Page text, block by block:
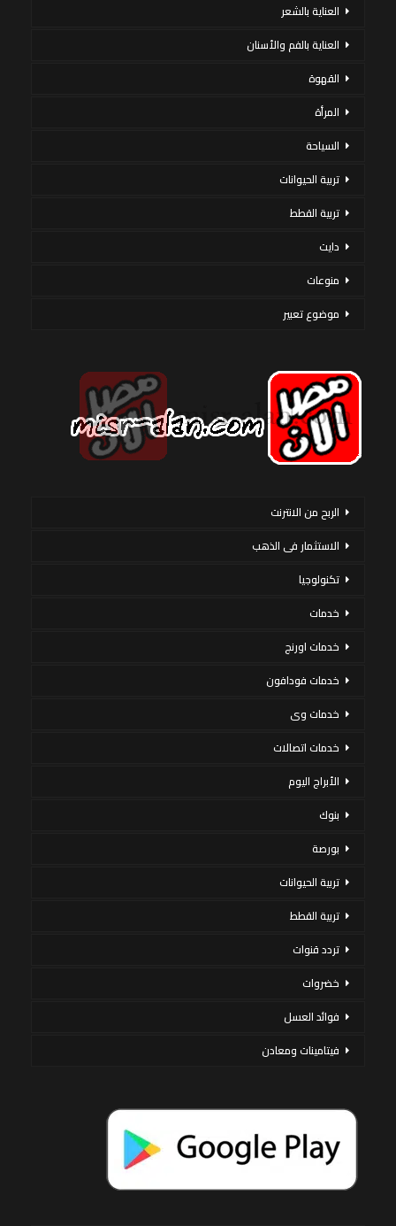
العناية بالشعر
العناية بالفم والأسنان
القهوة
المرأة
السياحة
تربية الحيوانات
تربية القطط
دايت
منوعات
موضوع تعبير
الربح من الانترنت
الاستثمار فى الذهب
تكنولوجيا
خدمات
خدمات اورنج
خدمات فودافون
خدمات وى
خدمات اتصالات
الأبراج اليوم
بنوك
بورصة
تربية الحيوانات
تربية القطط
تردد قنوات
خضروات
فوائد العسل
فيتامينات ومعادن